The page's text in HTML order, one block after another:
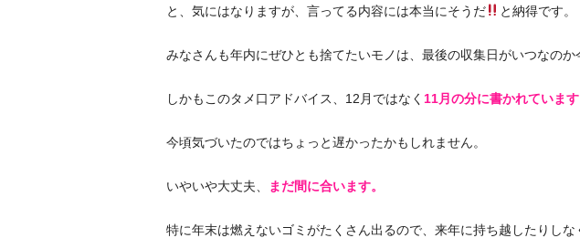
と、気にはなりますが、言ってる内容には本当にそうだ と納得です。
みなさんも年内にぜひとも捨てたいモノは、最後の収集日がいつなのか
しかもこのタメ口アドバイス、12月ではなく 11月の分に書かれています
今頃気づいたのではちょっと遅かったかもしれません。
いやいや大丈夫、 まだ間に合います。
特に年末は燃えないゴミがたくさん出るので、来年に持ち越したりしな